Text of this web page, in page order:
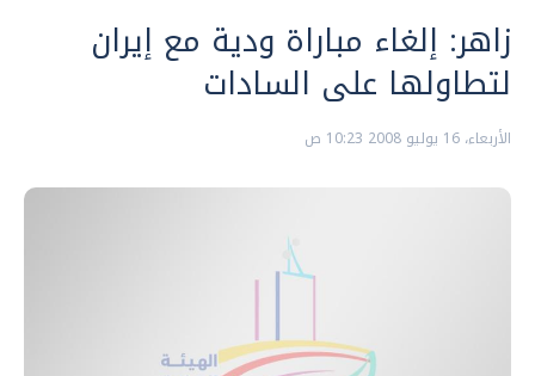
زاهر: إلغاء مباراة ودية مع إيران
لتطاولها على السادات
الأربعاء، 16 يوليو 2008 10:23 ص